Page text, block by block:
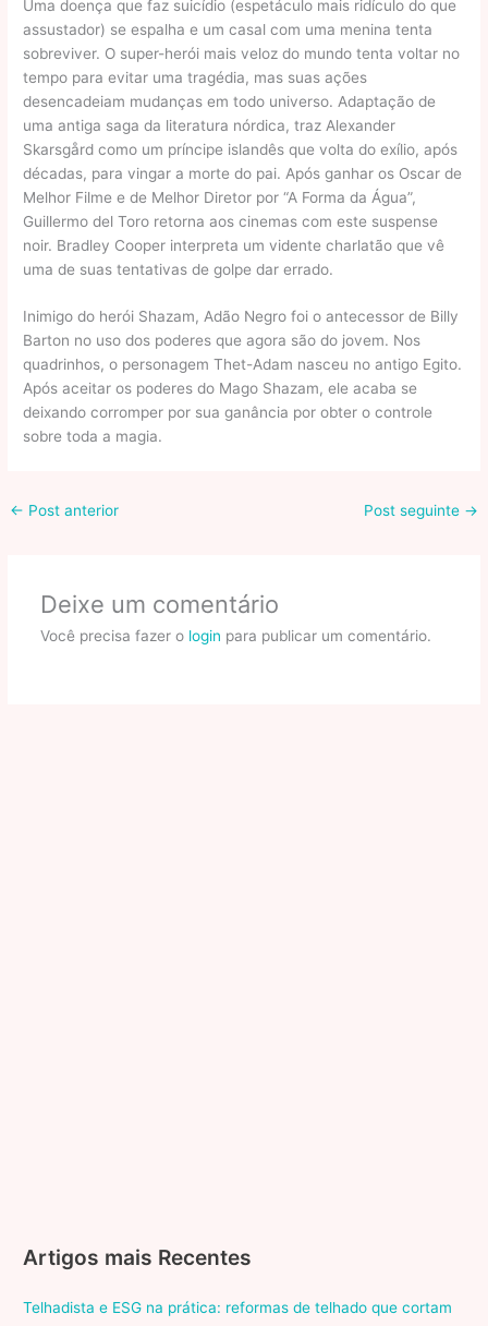
Uma doença que faz suicídio (espetáculo mais ridículo do que
assustador) se espalha e um casal com uma menina tenta
sobreviver. O super-herói mais veloz do mundo tenta voltar no
tempo para evitar uma tragédia, mas suas ações
desencadeiam mudanças em todo universo. Adaptação de
uma antiga saga da literatura nórdica, traz Alexander
Skarsgård como um príncipe islandês que volta do exílio, após
décadas, para vingar a morte do pai. Após ganhar os Oscar de
Melhor Filme e de Melhor Diretor por “A Forma da Água”,
Guillermo del Toro retorna aos cinemas com este suspense
noir. Bradley Cooper interpreta um vidente charlatão que vê
uma de suas tentativas de golpe dar errado.
Inimigo do herói Shazam, Adão Negro foi o antecessor de Billy
Barton no uso dos poderes que agora são do jovem. Nos
quadrinhos, o personagem Thet-Adam nasceu no antigo Egito.
Após aceitar os poderes do Mago Shazam, ele acaba se
deixando corromper por sua ganância por obter o controle
sobre toda a magia.
← Post anterior Post seguinte →
Deixe um comentário
Você precisa fazer o login para publicar um comentário.
Artigos mais Recentes
Telhadista e ESG na prática: reformas de telhado que cortam